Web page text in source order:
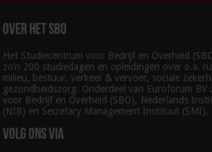
Over het SBO
Het Studiecentrum voor Bedrijf en Overheid
zo’n 200 studiedagen en opleidingen over o.a.
milieu, bestuur, verkeer & vervoer, sociale
gezondheidszorg. Onderdeel van Euroforum BV
voor Bedrijf en Overheid (SBO), Nederlands
(NIB) en Secretary Management Instituut (SMI).
Volg ons via